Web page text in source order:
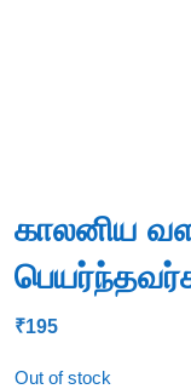
காலனிய
₹195
Out of stock